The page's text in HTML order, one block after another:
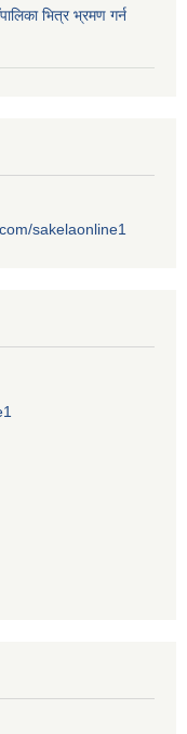
भित्र भ्रमण गर्न
sakelaonline1